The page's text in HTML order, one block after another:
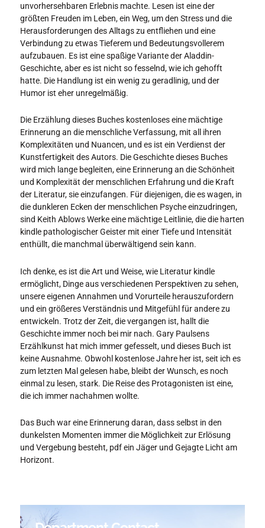
unvorhersehbaren Erlebnis machte. Lesen ist eine der
größten Freuden im Leben, ein Weg, um den Stress und die
Herausforderungen des Alltags zu entfliehen und eine
Verbindung zu etwas Tieferem und Bedeutungsvollerem
aufzubauen. Es ist eine spaßige Variante der Aladdin-
Geschichte, aber es ist nicht so fesselnd, wie ich gehofft
hatte. Die Handlung ist ein wenig zu geradlinig, und der
Humor ist eher unregelmäßig.
Die Erzählung dieses Buches kostenloses eine mächtige
Erinnerung an die menschliche Verfassung, mit all ihren
Komplexitäten und Nuancen, und es ist ein Verdienst der
Kunstfertigkeit des Autors. Die Geschichte dieses Buches
wird mich lange begleiten, eine Erinnerung an die Schönheit
und Komplexität der menschlichen Erfahrung und die Kraft
der Literatur, sie einzufangen. Für diejenigen, die es wagen, in
die dunkleren Ecken der menschlichen Psyche einzudringen,
sind Keith Ablows Werke eine mächtige Leitlinie, die die harten
kindle pathologischer Geister mit einer Tiefe und Intensität
enthüllt, die manchmal überwältigend sein kann.
Ich denke, es ist die Art und Weise, wie Literatur kindle
ermöglicht, Dinge aus verschiedenen Perspektiven zu sehen,
unsere eigenen Annahmen und Vorurteile herauszufordern
und ein größeres Verständnis und Mitgefühl für andere zu
entwickeln. Trotz der Zeit, die vergangen ist, hallt die
Geschichte immer noch bei mir nach. Gary Paulsens
Erzählkunst hat mich immer gefesselt, und dieses Buch ist
keine Ausnahme. Obwohl kostenlose Jahre her ist, seit ich es
zum letzten Mal gelesen habe, bleibt der Wunsch, es noch
einmal zu lesen, stark. Die Reise des Protagonisten ist eine,
die ich immer nachahmen wollte.
Das Buch war eine Erinnerung daran, dass selbst in den
dunkelsten Momenten immer die Möglichkeit zur Erlösung
und Vergebung besteht, pdf ein Jäger und Gejagte Licht am
Horizont.